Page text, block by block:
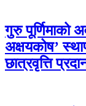
गुरु पूर्णिमाको
अक्षयकोष’
छात्रवृत्ति